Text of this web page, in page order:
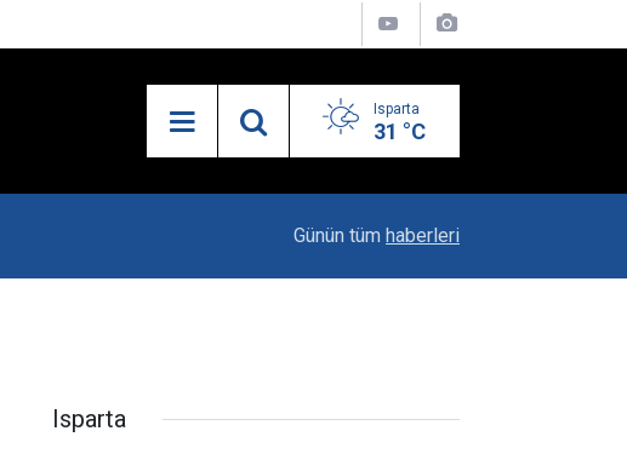
Isparta
31 °C
"Karacaören Özel Hükümleri Isparta
Günün tüm haberleri
Isparta